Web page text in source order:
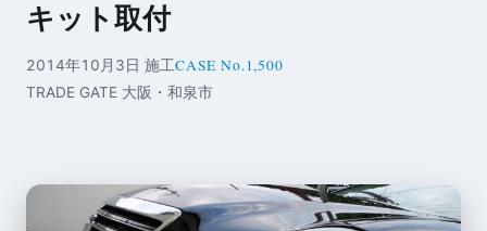
キット取付
2014年10月3日 施工CASE No.1,500
TRADE GATE 大阪・和泉市